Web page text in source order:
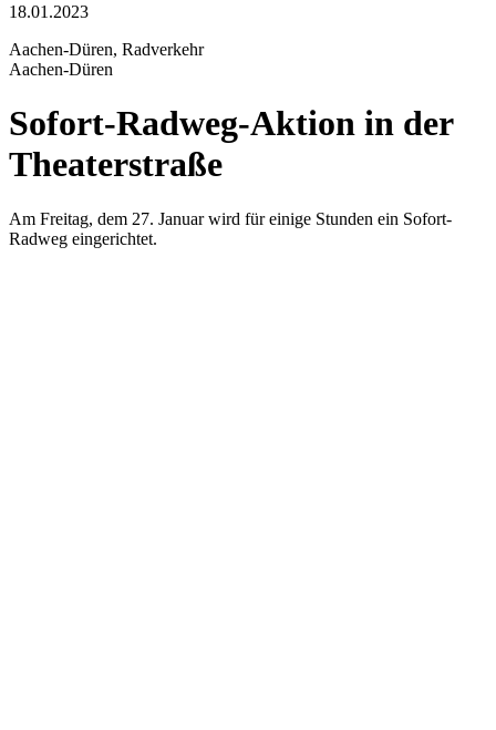
18.01.2023
Aachen-Düren, Radverkehr
Aachen-Düren
Sofort-Radweg-Aktion in der
Theaterstraße
Am Freitag, dem 27. Januar wird für einige Stunden ein Sofort-
Radweg eingerichtet.